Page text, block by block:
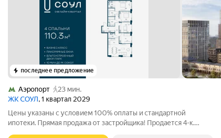
последнее предложение
Аэропорт
23 мин.
ЖК СОУЛ, 1 квартал 2029
Цены указаны с условием 100% оплаты и стандартной
ипотеки. Прямая продажа от застройщика! Продается 4-к.